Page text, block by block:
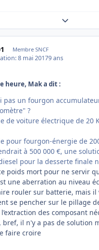
Expand
Membre SNCF
8 mai 20179 ans
heure, Mak a dit :
pas un fourgon
?
de voiture électrique de 20
pour fourgon-énergie de
à 500 000 €, une
pour la desserte finale
poids mort pour ne servir
une aberration au niveau
rouler sur batterie, mais il
se pencher sur le pillage
des composant
il n'y a pas de solution
faire croire